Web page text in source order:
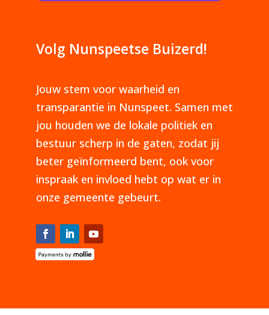
Volg Nunspeetse Buizerd!
Jouw stem voor waarheid en
transparantie in Nunspeet. Samen met
jou houden we de lokale politiek en
bestuur scherp in de gaten, zodat jij
beter geïnformeerd bent, ook voor
inspraak en invloed hebt op wat er in
onze gemeente gebeurt.